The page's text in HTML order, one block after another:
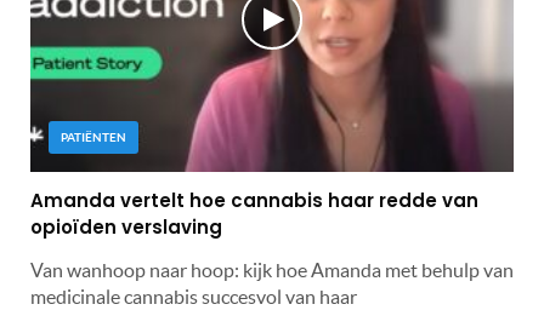
PATIËNTEN
Amanda vertelt hoe cannabis haar redde van
opioïden verslaving
Van wanhoop naar hoop: kijk hoe Amanda met behulp van
medicinale cannabis succesvol van haar